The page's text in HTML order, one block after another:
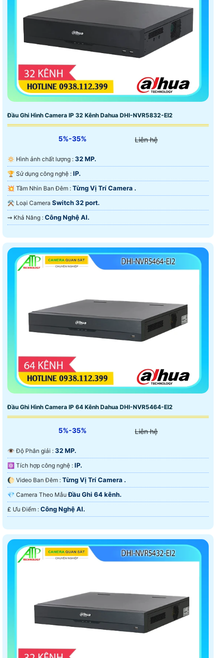
Đầu Ghi Hình Camera IP 32 Kênh Dahua DHI-NVR5832-EI2
5%-35% Liên hệ
🔅 Hình ảnh chất lượng : 32 MP.
🏆 Sử dụng công nghệ : IP.
💥 Tầm Nhìn Ban Đêm : Từng Vị Trí Camera .
⚒ Loại Camera Switch 32 port.
️⇝ Khả Năng : Công Nghệ AI.
Đầu Ghi Hình Camera IP 64 Kênh Dahua DHI-NVR5464-EI2
5%-35% Liên hệ
👁 Độ Phân giải : 32 MP.
⚛️ Tích hợp công nghệ : IP.
🌔 Video Ban Đêm : Từng Vị Trí Camera .
💎 Camera Theo MẫuĐầu Ghi 64 kênh.
️₤ Ưu Điểm : Công Nghệ AI.